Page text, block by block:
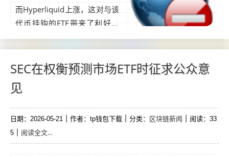
而Hyperliquid上涨，这对与该
代币挂钩的ETF带来了利好。
分析师称，与HYPE相关的美国
交易所交易型基金周三交易量
激增50%，这是新上市ETF中
SEC在权衡预测市场ETF时征求公众意
见
日期：2026-05-21 作者：tp钱包下载 分类： 区块链新闻
阅读：33
5
阅读全文...